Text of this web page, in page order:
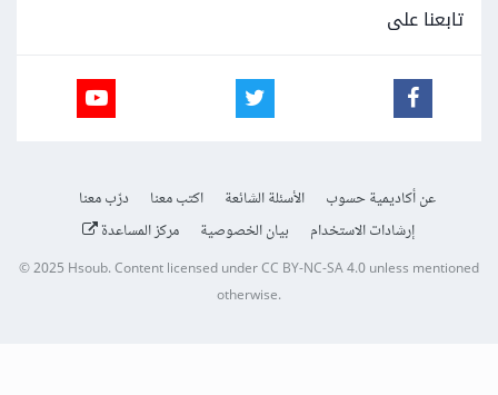
تابعنا على
عن أكاديمية حسوب الأسئلة الشائعة اكتب معنا
درّب معنا
إرشادات الاستخدام
بيان الخصوصية مركز المساعدة
© 2025 Hsoub.Content licensed underCC BY-NC-SA 4.0unless mentioned
otherwise.